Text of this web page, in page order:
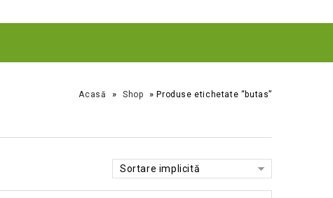
Acasă » Shop »Produse etichetate “butas”
Sortare implicită